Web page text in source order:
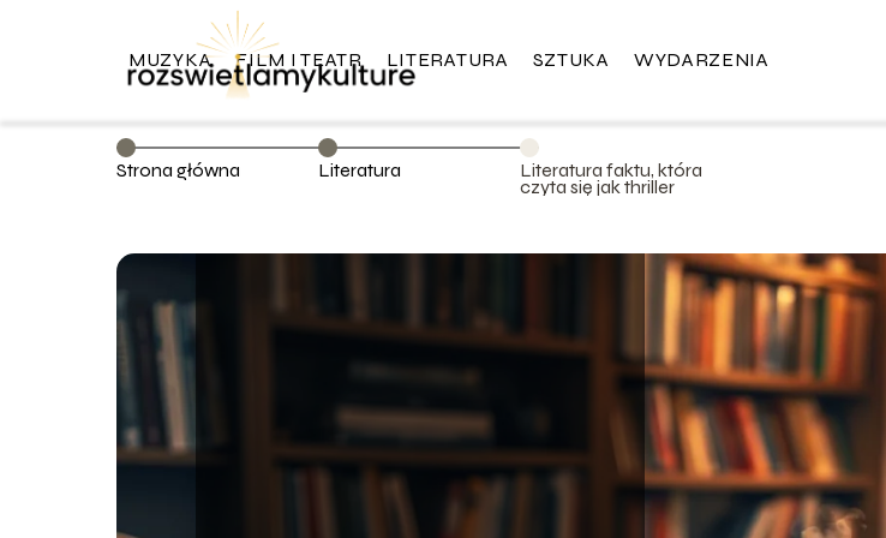
MUZYKA FILM I TEATR LITERATURA SZTUKA WYDARZENIA
Strona główna Literatura Literatura faktu, która
czyta się jak thriller